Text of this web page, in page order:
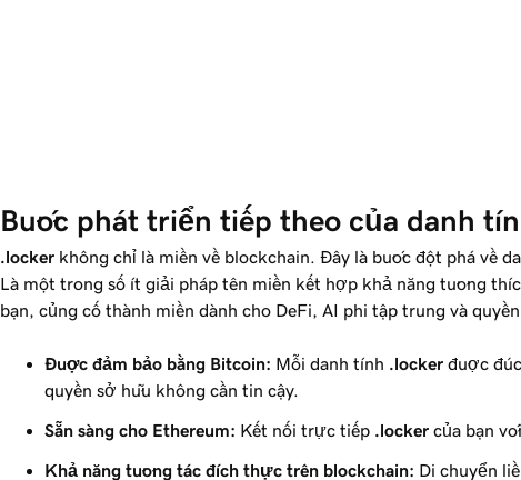
Bước phát triển tiếp theo của danh
.locker không chỉ là miền về blockchain. Đây là bước đột phá về
Là một trong số ít giải pháp tên miền kết hợp khả năng tương
bạn, củng cố thành miền dành cho DeFi, AI phi tập trung và
Được đảm bảo bằng Bitcoin: Mỗi danh tính .locker được
quyền sở hữu không cần tin cậy.
Sẵn sàng cho Ethereum: Kết nối trực tiếp .locker của bạn
Khả năng tương tác đích thực trên blockchain: Di chuyển